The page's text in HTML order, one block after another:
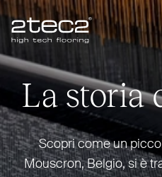
Primary
La storia
Scopri come un
Mouscron, Belgio, si è